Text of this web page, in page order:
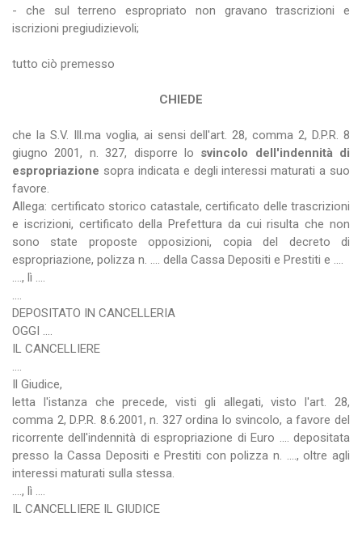
- che sul terreno espropriato non gravano trascrizioni e
iscrizioni pregiudizievoli;
tutto ciò premesso
CHIEDE
che la S.V. Ill.ma voglia, ai sensi dell'art. 28, comma 2, D.P.R. 8
giugno 2001, n. 327, disporre lo svincolo dell'indennità di
espropriazione sopra indicata e degli interessi maturati a suo
favore.
Allega: certificato storico catastale, certificato delle trascrizioni
e iscrizioni, certificato della Prefettura da cui risulta che non
sono state proposte opposizioni, copia del decreto di
espropriazione, polizza n. .... della Cassa Depositi e Prestiti e ....
...., lì ....
....
DEPOSITATO IN CANCELLERIA
OGGI ....
IL CANCELLIERE
....
Il Giudice,
letta l'istanza che precede, visti gli allegati, visto l'art. 28,
comma 2, D.P.R. 8.6.2001, n. 327 ordina lo svincolo, a favore del
ricorrente dell'indennità di espropriazione di Euro .... depositata
presso la Cassa Depositi e Prestiti con polizza n. ...., oltre agli
interessi maturati sulla stessa.
...., lì ....
IL CANCELLIERE IL GIUDICE